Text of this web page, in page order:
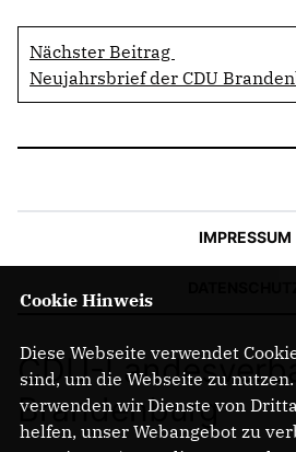
Nächster Beitrag
Neujahrsbrief der CDU
IMPRESSUM
CDU-
Brandenburg
Cookie Hinweis
Diese Webseite verwendet
sind, um die Webseite zu
verwenden wir Dienste von
helfen, unser Webangebot zu